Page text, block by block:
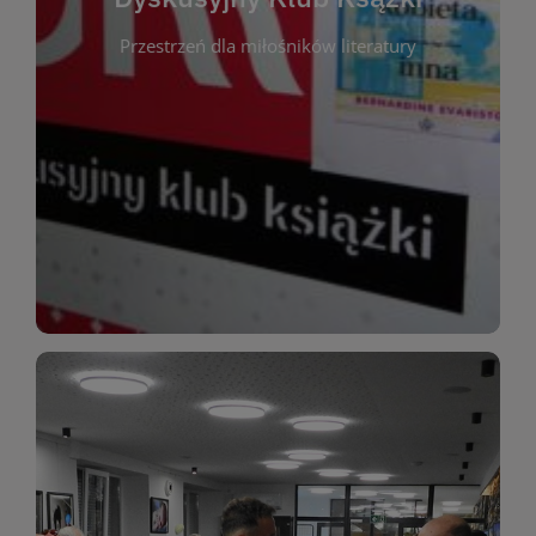
Przestrzeń dla miłośników literatury
Dyskusyjny Klub Ksążki
Dyskusyjny Klub Książki to przestrzeń dla
miłośników literatury, którzy lubią dzielić się
opiniami i emocjami po lekturze. Spotykamy się
regularnie, by rozmawiać o wybranych tytułach z
różnych gatunków literackich. Każde spotkanie to
okazja do inspirującej dyskusji, wymiany
miłośników estetycznych doznań!
WIĘCEJ